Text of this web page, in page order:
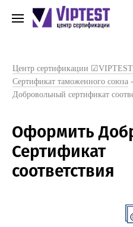
Центр сертификации ☑VIPTEST
Сертификат таможенного союза -
Добровольный сертификат
Оформить
Сертификат
соответствия